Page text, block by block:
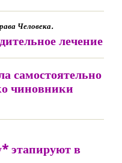
Человека.
лечение
самостоятельно
чиновники
этапируют в